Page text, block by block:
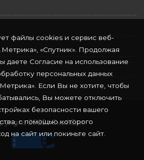
2022 СкайБит
файлы cookies и сервис веб-
«Спутник». Продолжая
даете Согласие на использование
персональных данных
Если Вы не хотите, чтобы
Вы можете отключить
безопасности вашего
с помощью которого
на сайт или покиньте сайт.